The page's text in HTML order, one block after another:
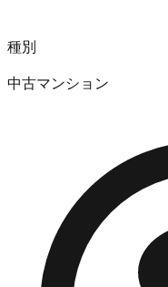
種別
中古マンション